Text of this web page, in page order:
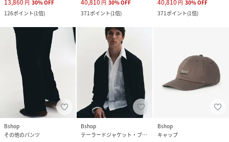
13,860 円 30%OFF
126ポイント(1倍)
40,810 円 30%OFF
371ポイント(1倍)
40,810 円 30%OFF
371ポイント(1倍)
Bshop
その他のパンツ
Bshop
テーラードジャケット・ブレザー
Bshop
キャップ